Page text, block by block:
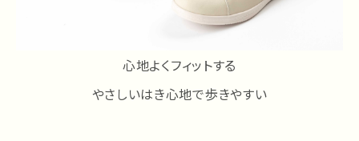
心地よくフィットする
やさしいはき心地で歩きやすい